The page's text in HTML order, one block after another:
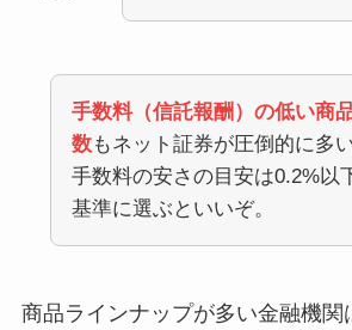
手数料（信託報酬）の低い商
数もネット証券が圧倒的に多い
手数料の安さの目安は0.2%以
基準に選ぶといいぞ。
商品ラインナップが多い金融機関